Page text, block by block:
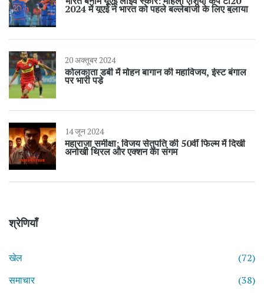
2024 में यूएई ने भारत को पहले बल्लेबाजी के लिए बुलाया
20 अक्तूबर 2024
कोलकाता डर्बी में मोहन बागान की महाविजय, ईस्ट बंगाल
पर भारी पड़े
14 जून 2024
महाराजा समीक्षा: विजय सेतुपति की 50वीं फिल्म में दिखी
अनोखी थ्रिल और एक्शन का संगम
श्रेणियाँ
खेल
(72)
समाचार
(38)